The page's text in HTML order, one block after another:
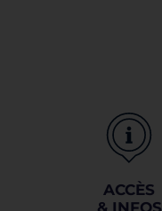
ACCÈS
& INFOS